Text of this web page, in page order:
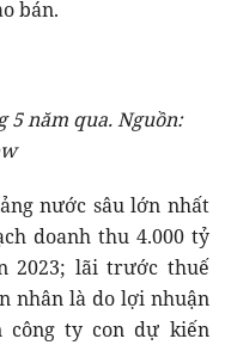
bán.
5 năm qua. Nguồn:
nước sâu lớn nhất
doanh thu 4.000 tỷ
2023; lãi trước thuế
nhân là do lợi nhuận
công ty con dự kiến